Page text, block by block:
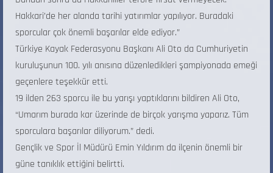
Hakkari’de her alanda tarihi yatırımlar yapılıyor. Buradaki
sporcular çok önemli başarılar elde ediyor.”
Türkiye Kayak Federasyonu Başkanı Ali Oto da Cumhuriyetin
kuruluşunun 100. yılı anısına düzenledikleri şampiyonada emeği
geçenlere teşekkür etti.
19 ilden 263 sporcu ile bu yarışı yaptıklarını bildiren Ali Oto,
“Umarım burada kar üzerinde de birçok yarışma yaparız. Tüm
sporculara başarılar diliyorum.” dedi.
Gençlik ve Spor İl Müdürü Emin Yıldırım da ilçenin önemli bir
güne tanıklık ettiğini belirtti.